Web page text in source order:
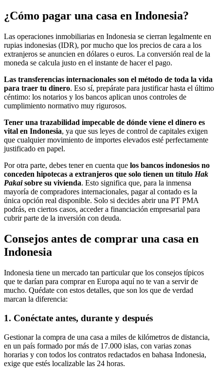
¿Cómo pagar una casa en Indonesia?
Las operaciones inmobiliarias en Indonesia se cierran legalmente en
rupias indonesias (IDR), por mucho que los precios de cara a los
extranjeros se anuncien en dólares o euros. La conversión real de la
moneda se calcula justo en el instante de hacer el pago.
Las transferencias internacionales son el método de toda la vida
para traer tu dinero. Eso sí, prepárate para justificar hasta el último
céntimo: los notarios y los bancos aplican unos controles de
cumplimiento normativo muy rigurosos.
Tener una trazabilidad impecable de dónde viene el dinero es
vital en Indonesia, ya que sus leyes de control de capitales exigen
que cualquier movimiento de importes elevados esté perfectamente
justificado en papel.
Por otra parte, debes tener en cuenta que los bancos indonesios no
conceden hipotecas a extranjeros que solo tienen un título Hak
Pakaisobre su vivienda. Esto significa que, para la inmensa
mayoría de compradores internacionales, pagar al contado es la
única opción real disponible. Solo si decides abrir una PT PMA
podrás, en ciertos casos, acceder a financiación empresarial para
cubrir parte de la inversión con deuda.
Consejos antes de comprar una casa en
Indonesia
Indonesia tiene un mercado tan particular que los consejos típicos
que te darían para comprar en Europa aquí no te van a servir de
mucho. Quédate con estos detalles, que son los que de verdad
marcan la diferencia:
1. Conéctate antes, durante y después
Gestionar la compra de una casa a miles de kilómetros de distancia,
en un país formado por más de 17.000 islas, con varias zonas
horarias y con todos los contratos redactados en bahasa Indonesia,
exige que estés localizable las 24 horas.